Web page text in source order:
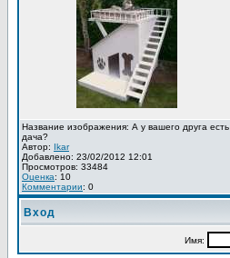
Название изображения: А у вашего друга есть
дача?
Автор: Ikar
Добавлено: 23/02/2012 12:01
Просмотров: 33484
Оценка: 10
Комментарии: 0
Вход
Имя: